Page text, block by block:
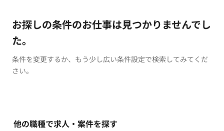
お探しの条件のお仕事は見つかりませんでし
た。
条件を変更するか、もう少し広い条件設定で検索してみてくだ
さい。
他の職種で求人・案件を探す